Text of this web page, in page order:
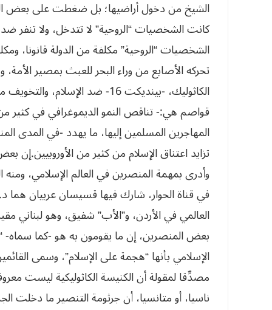
الشخصيات “الروحية” مكلفة من الدولة قانونا،
تحركه الأصابع من وراء البحر للعبث بمصير
‬تزايد‮
في قناة الحوار، شارك فيها قسيسان عربيان
العالمي في الأردن، و”الأب” شفيق، وهو لبناني
بعض المنصرين، إن ما يقومون به هو -كما سماه-
الإسلامي بأنها “هجمة على الإسلام”، وسمى
مصدِّقا لمقولة أن الكنيسة الكاثوليكية ليست
ناسيا، أو متانسيا، أن جرثومة التنصير ما دخلت